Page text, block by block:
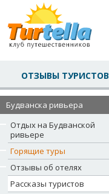
ОТЗЫВЫ ТУРИСТОВ
Будванска ривьера
Отдых на Будванской
ривьере
Горящие туры
Отзывы об отелях
Рассказы туристов